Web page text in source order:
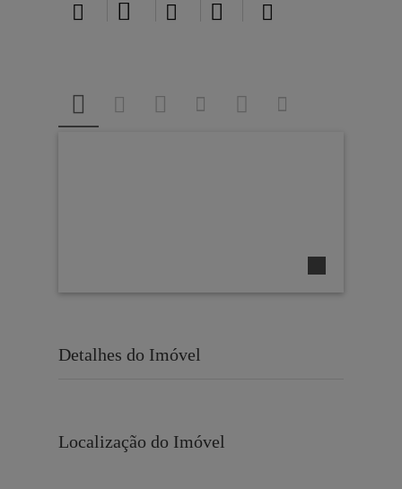
    
Detalhes do Imóvel
Localização do Imóvel